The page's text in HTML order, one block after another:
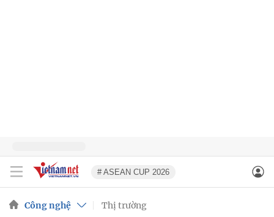
# ASEAN CUP 2026
Công nghệ Thị trường